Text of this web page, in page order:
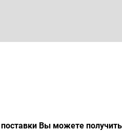
Вы можете